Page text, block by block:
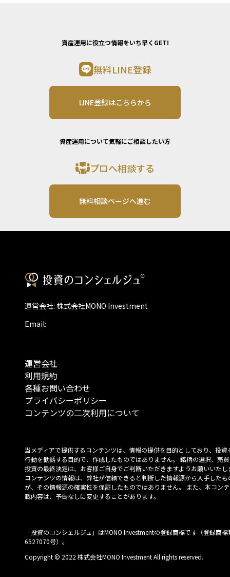
資産運用に役立つ情報をいち早くGET!
無料LINE登録
LINE登録はこちらから
資産運用について気軽にご相談したい方
プロへ相談する
無料相談ページへ進む
運営会社: 株式会社MONO Investment
Email:
運営会社
利用規約
各種お問い合わせ
プライバシーポリシー
コンテンツの二次利用について
当メディアで提供するコンテンツは、情報の提供を目的としており、投資
行動を勧誘する目的で、作成したものではありません。 銘柄の選択、売
投資の最終決定は、お客様ご自身でご判断いただきますようお願いいたし
コンテンツの情報は、弊社が信頼できると判断した情報源から入手したも
が、その情報源の確実性を保証したものではありません。 また、本コン
載内容は、予告なしに変更することがあります。
「投資のコンシェルジュ」はMONO Investmentの登録商標です（登録商標
6527070号）。
Copyright © 2022 株式会社MONO Investment All rights reserved.